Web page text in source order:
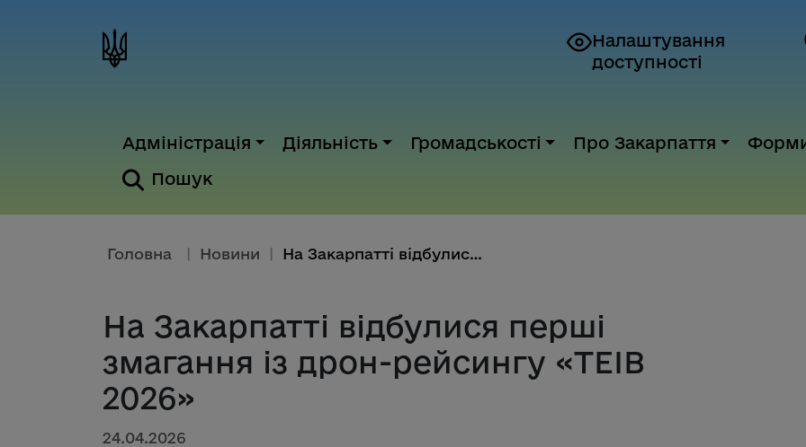
Налаштування
доступності
Адміністрація Діяльність Громадськості Про Закарпаття
Пошук
Головна Новини На Закарпатті відбулися перші ...
На Закарпатті відбулися перші
змагання із дрон-рейсингу «TEIB
2026»
24.04.2026